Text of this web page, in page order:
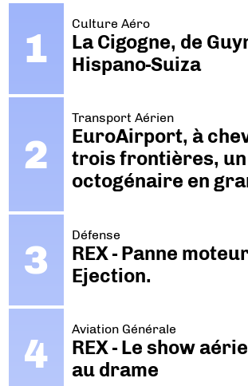
Culture Aéro
La Cigogne, de
Hispano-Suiza
Transport Aérien
EuroAirport, à
trois frontières, un
octogénaire en
Défense
REX - Panne
Ejection.
Aviation Générale
REX - Le show
au drame